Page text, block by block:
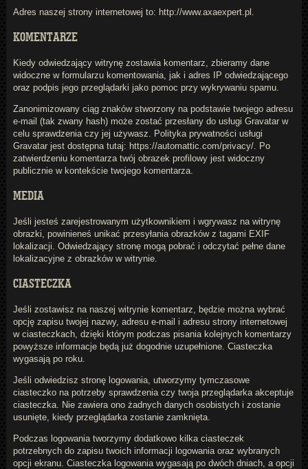
Adres naszej strony internetowej to: http://www.axaexpert.pl.
KOMENTARZE
Kiedy odwiedzający witrynę zostawia komentarz, zbieramy dane
widoczne w formularzu komentowania, jak i adres IP odwiedzającego
oraz podpis jego przeglądarki jako pomoc przy wykrywaniu spamu.
Zanonimizowany ciąg znaków stworzony na podstawie twojego adresu
e-mail (tak zwany hash) może zostać przesłany do usługi Gravatar w
celu sprawdzenia czy jej używasz. Polityka prywatności usługi
Gravatar jest dostępna tutaj: https://automattic.com/privacy/. Po
zatwierdzeniu komentarza twój obrazek profilowy jest widoczny
publicznie w kontekście twojego komentarza.
MEDIA
Jeśli jesteś zarejestrowanym użytkownikiem i wgrywasz na witrynę
obrazki, powinieneś unikać przesyłania obrazków z tagami EXIF
lokalizacji. Odwiedzający stronę mogą pobrać i odczytać pełne dane
lokalizacyjne z obrazków w witrynie.
CIASTECZKA
Jeśli zostawisz na naszej witrynie komentarz, będzie można wybrać
opcję zapisu twojej nazwy, adresu e-mail i adresu strony internetowej
w ciasteczkach, dzięki którym podczas pisania kolejnych komentarzy
powyższe informacje będą już dogodnie uzupełnione. Ciasteczka
wygasają po roku.
Jeśli odwiedzisz stronę logowania, utworzymy tymczasowe
ciasteczko na potrzeby sprawdzenia czy twoja przeglądarka akceptuje
ciasteczka. Nie zawiera ono żadnych danych osobistych i zostanie
usunięte, kiedy przeglądarka zostanie zamknięta.
Podczas logowania tworzymy dodatkowo kilka ciasteczek
potrzebnych do zapisu twoich informacji logowania oraz wybranych
opcji ekranu. Ciasteczka logowania wygasają po dwóch dniach, a opcji